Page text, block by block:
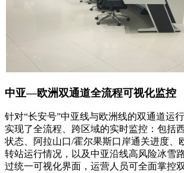
中亚—欧洲双通道全流程可视化监控
针对“长安号”中亚线与欧洲线的双通道运
实现了全流程、跨区域的实时监控：包括
状态、阿拉山口/霍尔果斯口岸通关进度、
转站运行情况，以及中亚沿线高风险冰雪
过统一可视化界面，运营人员可全面掌控